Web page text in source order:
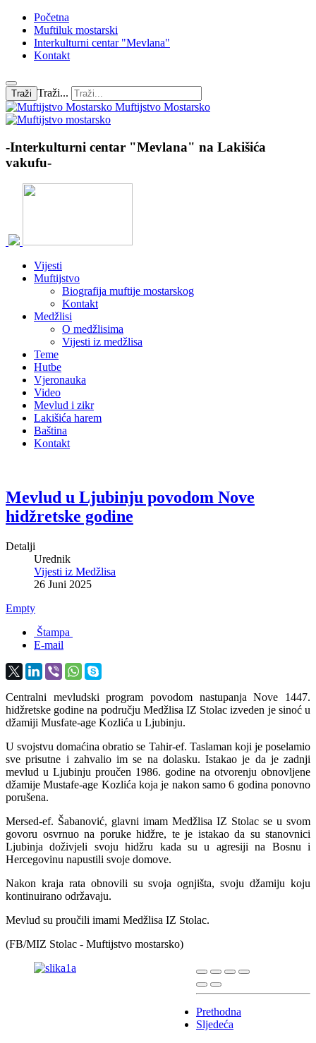
Početna
Muftiluk mostarski
Interkulturni centar "Mevlana"
Kontakt
Traži Traži...
Muftijstvo Mostarsko
-Interkulturni centar "Mevlana" na Lakišića
vakufu-
Vijesti
Muftijstvo
Biografija muftije mostarskog
Kontakt
Medžlisi
O medžlisima
Vijesti iz medžlisa
Teme
Hutbe
Vjeronauka
Video
Mevlud i zikr
Lakišića harem
Baština
Kontakt
Mevlud u Ljubinju povodom Nove
hidžretske godine
Detalji
Urednik
Vijesti iz Medžlisa
26 Juni 2025
Empty
Štampa
E-mail
Centralni mevludski program povodom nastupanja Nove 1447.
hidžretske godine na području Medžlisa IZ Stolac izveden je sinoć u
džamiji Musfate-age Kozlića u Ljubinju.
U svojstvu domaćina obratio se Tahir-ef. Taslaman koji je poselamio
sve prisutne i zahvalio im se na dolasku. Istakao je da je zadnji
mevlud u Ljubinju proučen 1986. godine na otvorenju obnovljene
džamije Mustafe-age Kozlića koja je nakon samo 6 godina ponovno
porušena.
Mersed-ef. Šabanović, glavni imam Medžlisa IZ Stolac se u svom
govoru osvrnuo na poruke hidžre, te je istakao da su stanovnici
Ljubinja doživjeli svoju hidžru kada su u agresiji na Bosnu i
Hercegovinu napustili svoje domove.
Nakon kraja rata obnovili su svoja ognjišta, svoju džamiju koju
kontinuirano održavaju.
Mevlud su proučili imami Medžlisa IZ Stolac.
(FB/MIZ Stolac - Muftijstvo mostarsko)
Prethodna
Sljedeća